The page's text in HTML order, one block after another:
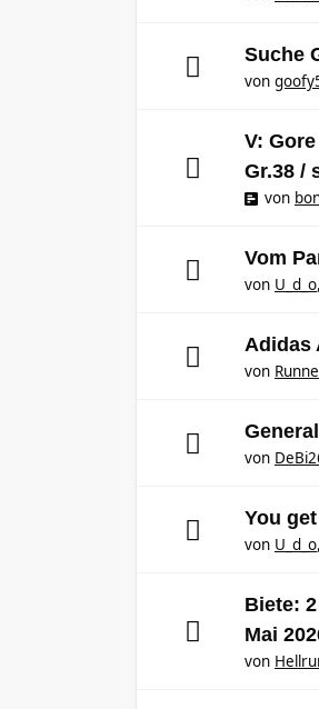
Suche
von
V:
Gr.38 /
von
Vom
von U_d_o,
Adidas
von
von
You
von U_d_o,
Biete:
Mai
von